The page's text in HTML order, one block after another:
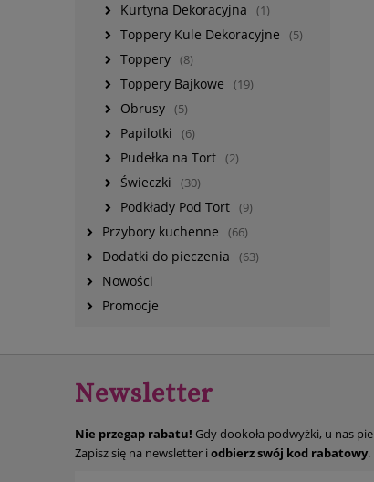
Kurtyna Dekoracyjna (1)
Toppery Kule Dekoracyjne (5)
Toppery (8)
Toppery Bajkowe (19)
Obrusy (5)
Papilotki (6)
Pudełka na Tort (2)
Świeczki (30)
Podkłady Pod Tort (9)
Przybory kuchenne (66)
Dodatki do pieczenia (63)
Nowości
Promocje
Newsletter
Nie przegap rabatu! Gdy dookoła podwyżki, u nas
Zapisz się na newsletter i odbierz swój kod rabatowy.